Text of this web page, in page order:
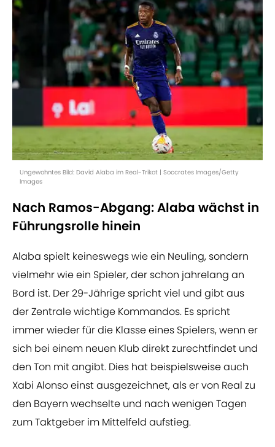
Ungewohntes Bild: David Alaba im Real-Trikot | Soccrates Images/Getty
Images
Nach Ramos-Abgang: Alaba wächst in
Führungsrolle hinein
Alaba spielt keineswegs wie ein Neuling, sondern
vielmehr wie ein Spieler, der schon jahrelang an
Bord ist. Der 29-Jährige spricht viel und gibt aus
der Zentrale wichtige Kommandos. Es spricht
immer wieder für die Klasse eines Spielers, wenn er
sich bei einem neuen Klub direkt zurechtfindet und
den Ton mit angibt. Dies hat beispielsweise auch
Xabi Alonso einst ausgezeichnet, als er von Real zu
den Bayern wechselte und nach wenigen Tagen
zum Taktgeber im Mittelfeld aufstieg.